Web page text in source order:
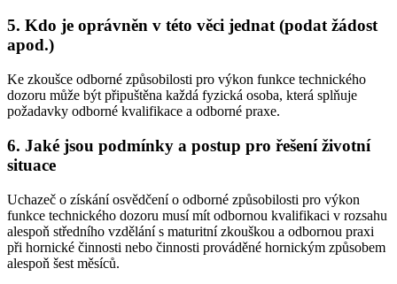
5. Kdo je oprávněn v této věci jednat (podat žádost
apod.)
Ke zkoušce odborné způsobilosti pro výkon funkce technického
dozoru může být připuštěna každá fyzická osoba, která splňuje
požadavky odborné kvalifikace a odborné praxe.
6. Jaké jsou podmínky a postup pro řešení životní
situace
Uchazeč o získání osvědčení o odborné způsobilosti pro výkon
funkce technického dozoru musí mít odbornou kvalifikaci v rozsahu
alespoň středního vzdělání s maturitní zkouškou a odbornou praxi
při hornické činnosti nebo činnosti prováděné hornickým způsobem
alespoň šest měsíců.